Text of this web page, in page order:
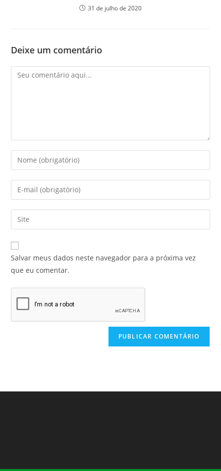
31 de julho de 2020
Deixe um comentário
Salvar meus dados neste navegador para a próxima vez
que eu comentar.